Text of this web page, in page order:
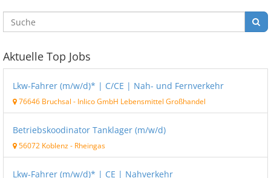
Aktuelle Top Jobs
Lkw-Fahrer (m/w/d)* | C/CE | Nah- und Fernverkehr
76646 Bruchsal - Inlico GmbH Lebensmittel Großhandel
Betriebskoodinator Tanklager (m/w/d)
56072 Koblenz- Rheingas
Lkw-Fahrer (m/w/d)* | CE | Nahverkehr